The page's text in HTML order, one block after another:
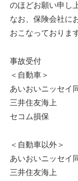
のほどお願い申し
なお、保険会社に
おこなっておりま
事故受付
＜自動車＞
あいおいニッセイ
三井住友海
セコム損保
＜自動車以外＞
あいおいニッセイ
三井住友海